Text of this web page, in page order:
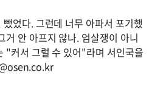
었다. 그런데 너무 아파서 포기했
안 아프지 않나. 엄살쟁이 아니
"커서 그럴 수 있어"라며 서인국을